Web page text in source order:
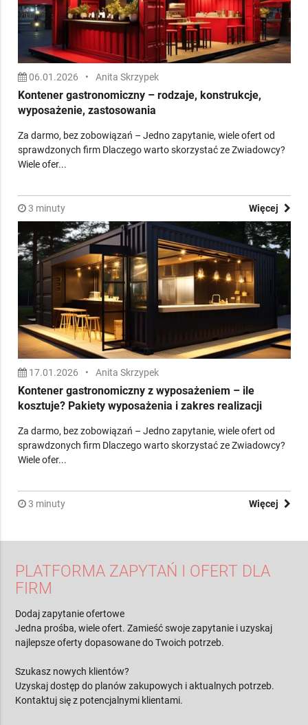
06.01.2026 • Anita Skrzypek
Kontener gastronomiczny – rodzaje, konstrukcje,
wyposażenie, zastosowania
Za darmo, bez zobowiązań – Jedno zapytanie, wiele ofert od
sprawdzonych firm Dlaczego warto skorzystać ze Zwiadowcy?
Wiele ofer...
3 minuty Więcej
17.01.2026 • Anita Skrzypek
Kontener gastronomiczny z wyposażeniem – ile
kosztuje? Pakiety wyposażenia i zakres realizacji
Za darmo, bez zobowiązań – Jedno zapytanie, wiele ofert od
sprawdzonych firm Dlaczego warto skorzystać ze Zwiadowcy?
Wiele ofer...
3 minuty Więcej
PLATFORMA ZAPYTAŃ I OFERT DLA
FIRM
Dodaj zapytanie ofertowe
Jedna prośba, wiele ofert. Zamieść swoje zapytanie i uzyskaj
najlepsze oferty dopasowane do Twoich potrzeb.
Szukasz nowych klientów?
Uzyskaj dostęp do planów zakupowych i aktualnych potrzeb.
Kontaktuj się z potencjalnymi klientami.